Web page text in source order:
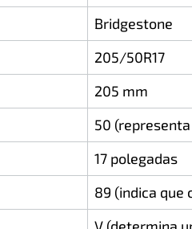
Bridgestone
205/50R17
205 mm
50
17 polegadas
89 (indica que